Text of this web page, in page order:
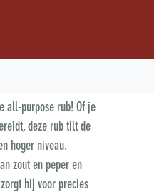
all-purpose rub! Of je
deze rub tilt de
hoger niveau.
zout en peper en
hij voor precies